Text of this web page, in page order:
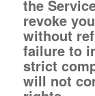
the
revoke
without
failure to
strict
will not